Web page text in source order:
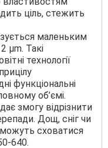
ціль, стежить
маленьким
μm. Такі
технології
функціональні
об’ємі.
змогу відрізнити
Дощ, сніг чи
сховатися
640.